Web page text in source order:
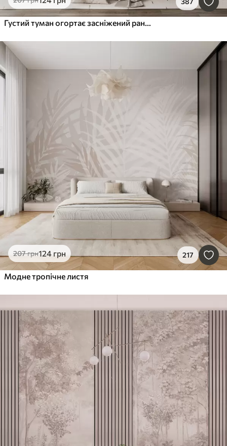
Густий туман огортає засніжений ранковий ліс у відтінках зеленого
207грн124 грн 217
Модне тропічне листя